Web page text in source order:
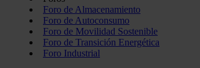
Foro de Almacenamiento
Foro de Autoconsumo
Foro de Movilidad Sostenible
Foro de Transición Energética
Foro Industrial